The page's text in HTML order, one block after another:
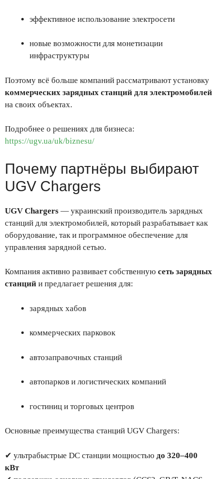
эффективное использование электросети
новые возможности для монетизации
инфраструктуры
Поэтому всё больше компаний рассматривают установку
коммерческих зарядных станций для электромобилей
на своих объектах.
Подробнее о решениях для бизнеса:
https://ugv.ua/uk/biznesu/
Почему партнёры выбирают
UGV Chargers
UGV Chargers — украинский производитель зарядных
станций для электромобилей, который разрабатывает как
оборудование, так и программное обеспечение для
управления зарядной сетью.
Компания активно развивает собственную сеть зарядных
станций и предлагает решения для:
зарядных хабов
коммерческих парковок
автозаправочных станций
автопарков и логистических компаний
гостиниц и торговых центров
Основные преимущества станций UGV Chargers:
✔ ультрабыстрые DC станции мощностью до 320–400
кВт